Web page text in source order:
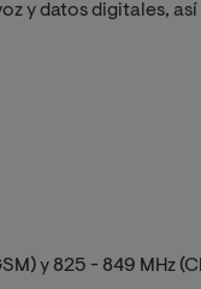
y datos digitales,
y 825 - 849 MHz